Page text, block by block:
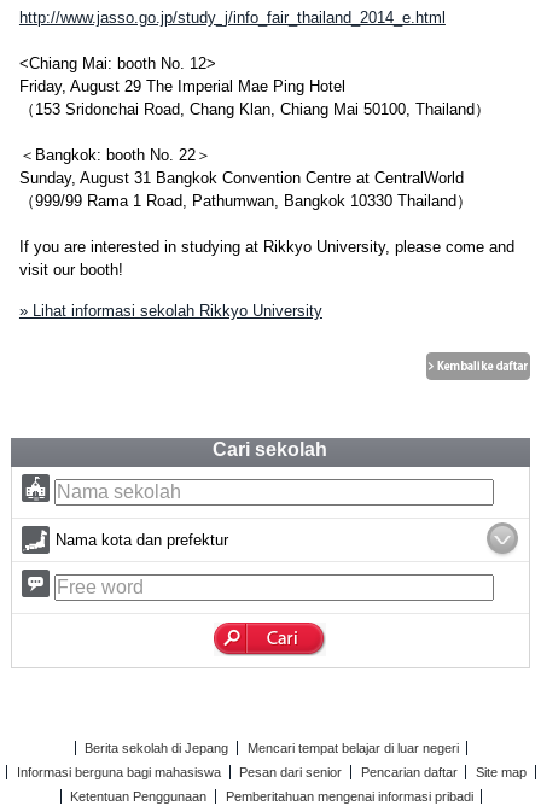
http://www.jasso.go.jp/study_j/info_fair_thailand_2014_e.html
<Chiang Mai: booth No. 12>
Friday, August 29 The Imperial Mae Ping Hotel
（153 Sridonchai Road, Chang Klan, Chiang Mai 50100, Thailand）
＜Bangkok: booth No. 22＞
Sunday, August 31 Bangkok Convention Centre at CentralWorld
（999/99 Rama 1 Road, Pathumwan, Bangkok 10330 Thailand）
If you are interested in studying at Rikkyo University, please come and
visit our booth!
» Lihat informasi sekolah Rikkyo University
Cari sekolah
Nama kota dan prefektur
Berita sekolah di Jepang
Mencari tempat belajar di luar negeri
Informasi berguna bagi mahasiswa
Pesan dari senior Pencarian daftar
Site map
Ketentuan Penggunaan
Pemberitahuan mengenai informasi pribadi